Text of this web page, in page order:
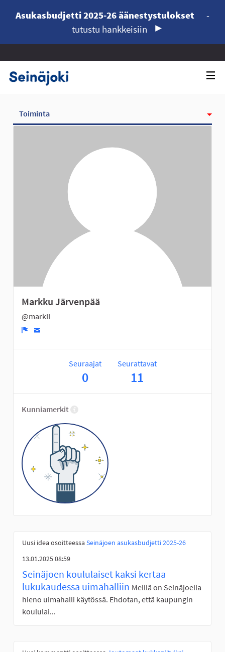
Asukasbudjetti 2025-26 äänestystulokset
-
tutustu hankkeisiin
Toiminta
Markku Järvenpää
@markII
Seuraajat
0
Seurattavat
11
Kunniamerkit
Uusi idea osoitteessaSeinäjoen asukasbudjetti 2025-26
13.01.2025 08:59
Seinäjoen koululaiset kaksi kertaa
lukukaudessa uimahalliin Meillä on Seinäjoella
hieno uimahalli käytössä. Ehdotan, että kaupungin
koululai...